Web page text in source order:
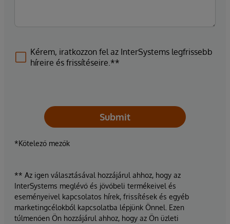
Kérem, iratkozzon fel az InterSystems legfrissebb
híreire és frissítéseire.**
Submit
*Kötelező mezők
** Az igen választásával hozzájárul ahhoz, hogy az
InterSystems meglévő és jövőbeli termékeivel és
eseményeivel kapcsolatos hírek, frissítések és egyéb
marketingcélokból kapcsolatba lépjünk Önnel. Ezen
túlmenően Ön hozzájárul ahhoz, hogy az Ön üzleti